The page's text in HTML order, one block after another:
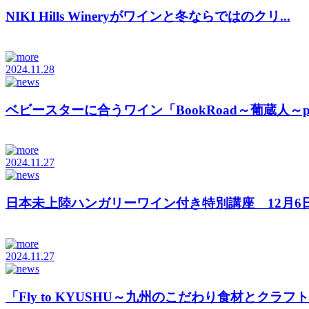
NIKI Hills Wineryがワインと冬ならではのクリ...
2024.11.28
ベビースターに合うワイン「BookRoad～葡蔵人～
2024.11.27
日本未上陸ハンガリーワイン付き特別講座 12月6
2024.11.27
「Fly to KYUSHU～九州のこだわり食材とクラフ